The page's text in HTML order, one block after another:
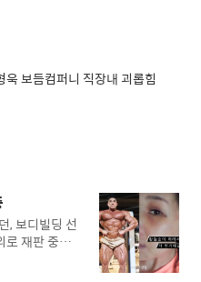
욱 보듬컴퍼니 직장내 괴롭힘
, 보디빌딩 선
로 재판 중으
성을 20회